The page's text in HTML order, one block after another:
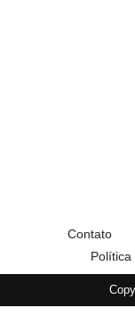
Contato
Política